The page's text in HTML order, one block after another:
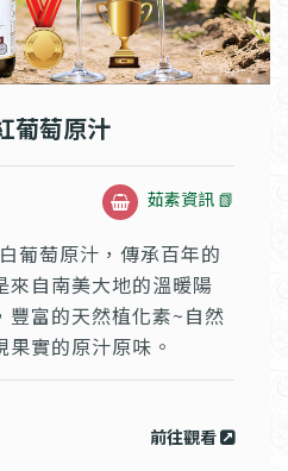
葡萄原汁
茹素資訊 📗
葡萄原汁，傳承百年的
來自南美大地的溫暖陽
豐富的天然植化素~自然
實的原汁原味。
前往觀看